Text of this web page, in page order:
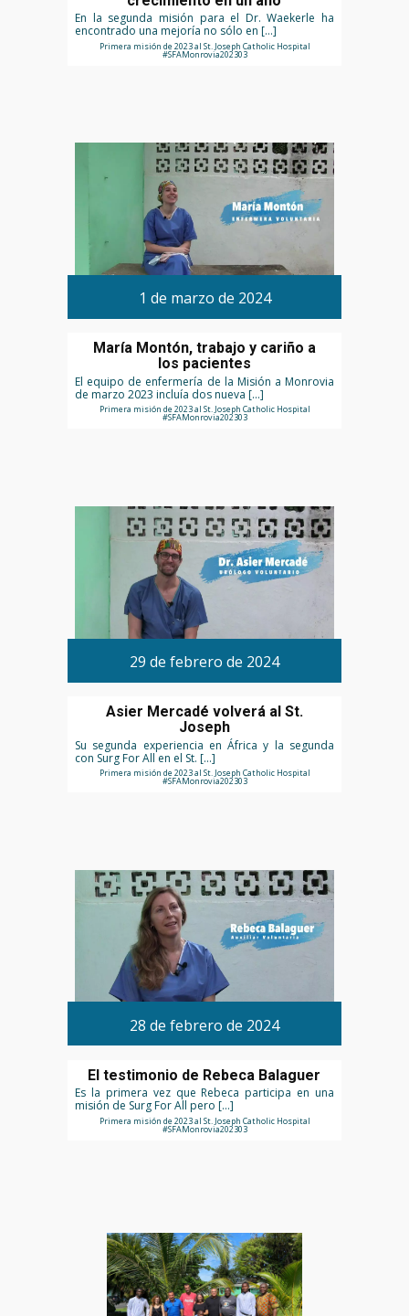
En la segunda misión para el Dr. Waekerle ha
encontrado una mejoría no sólo en […]
Primera misión de 2023 al St. Joseph Catholic Hospital
#SFAMonrovia202303
1 de marzo de 2024
María Montón, trabajo y cariño a
los pacientes
El equipo de enfermería de la Misión a Monrovia
de marzo 2023 incluía dos nueva […]
Primera misión de 2023 al St. Joseph Catholic Hospital
#SFAMonrovia202303
29 de febrero de 2024
Asier Mercadé volverá al St.
Joseph
Su segunda experiencia en África y la segunda
con Surg For All en el St. […]
Primera misión de 2023 al St. Joseph Catholic Hospital
#SFAMonrovia202303
28 de febrero de 2024
El testimonio de Rebeca Balaguer
Es la primera vez que Rebeca participa en una
misión de Surg For All pero […]
Primera misión de 2023 al St. Joseph Catholic Hospital
#SFAMonrovia202303